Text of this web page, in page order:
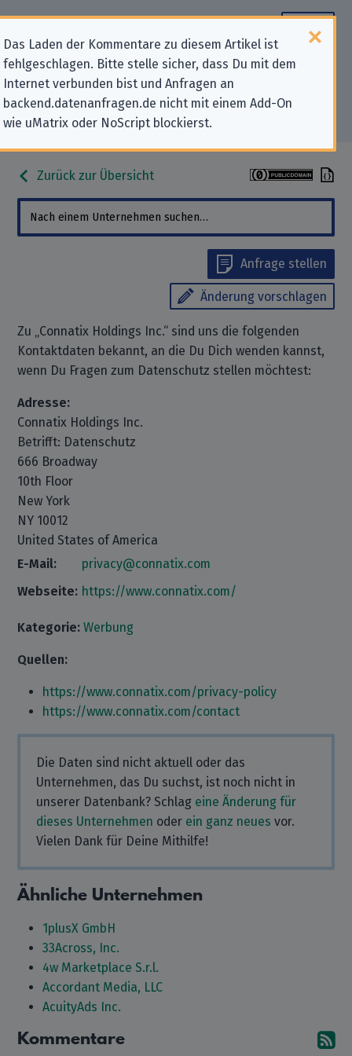
Das Laden der Kommentare zu diesem Artikel ist
fehlgeschlagen. Bitte stelle sicher, dass Du mit dem
Internet verbunden bist und Anfragen an
backend.datenanfragen.de nicht mit einem Add-On
wie uMatrix oder NoScript blockierst.
Datenschutz-Kontaktdaten für
„Connatix Holdings Inc.“
Zurück zur Übersicht
Anfrage stellen
Änderung vorschlagen
Zu „Connatix Holdings Inc.“ sind uns die folgenden
Kontaktdaten bekannt, an die Du Dich wenden kannst,
wenn Du Fragen zum Datenschutz stellen möchtest:
Adresse:
Connatix Holdings Inc.
Betrifft: Datenschutz
666 Broadway
10th Floor
New York
NY 10012
United States of America
E-Mail:
privacy@connatix.com
Webseite: https://www.connatix.com/
Kategorie: Werbung
Quellen:
https://www.connatix.com/privacy-policy
https://www.connatix.com/contact
Die Daten sind nicht aktuell oder das
Unternehmen, das Du suchst, ist noch nicht in
unserer Datenbank? Schlag eine Änderung für
dieses Unternehmen oder ein ganz neues vor.
Vielen Dank für Deine Mithilfe!
Ähnliche Unternehmen
1plusX GmbH
33Across, Inc.
4w Marketplace S.r.l.
Accordant Media, LLC
AcuityAds Inc.
Kommentare